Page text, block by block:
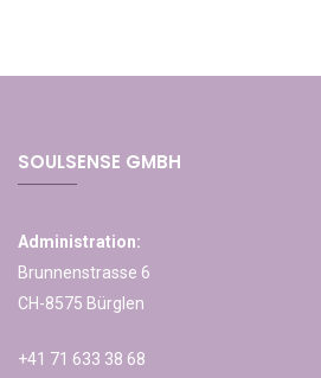
SOULSENSE GMBH
Administration:
Brunnenstrasse 6
CH-8575 Bürglen
+41 71 633 38 68